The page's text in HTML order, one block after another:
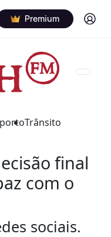
Premium Log in
Trânsito
final
com o
sociais.